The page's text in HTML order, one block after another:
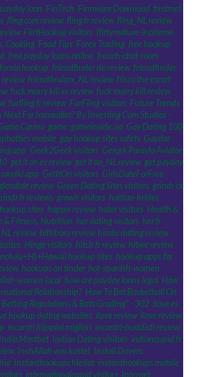
loan, FinTech, Firmware Download, firstmet
, fling com review, fling fr review, fling_NL review,
, FlirtHookup visitors, flirtymature-inceleme
Cooking, Food Tips, Forex Trading, free hookup
, free payday loans online, french-chat-room
hookup, friendfinder de review, friendfinder
, friendfinderx_NL review, frisco the escort,
, fuck marry kill es review, fuck marry kill review,
, furfling fr review, FurFling visitors, Future Trends
For Ironwallet? By Investing Com Studios -
Casino, game, gameinside.ua, Gay Dating 100
mobile, gay hookup sites safety, Gaydar
app, Geek2Geek visitors, Gerçek Parayla Aviator
, get it on es review, get it on_NL review, get payday
app, GetItOn visitors, GirlsDateForFree
review, Green Dating Sites visitors, grindr cs
fr reviews, growlr visitors, haitian-brides
sites, happn review, hater visitors, Health &
& Fitness, Nutrition, her dating visitors, her fr
review, hillsboro review, hindu dating review,
, Hinge visitors, hitch fr review, hitwe review,
hookup sites, hookup apps for
, hookups on tinder, hot-spanish-women
women local, how are payday loans legal, How
Relationship?, How To Bet Basketball On
Betting Regulations & Bets Grading" - 302, ilove es
hookup dating websites, ilove review, ilove review,
, incontri filippini migliori, incontri-buddisti review,
India Mostbet, Indian Dating visitors, indiancupid fr
, InshAllah was kostet, Install Drivers,
, Instanthookups hledat, instanthookups mobile
, internationalcupid visitors, Internet